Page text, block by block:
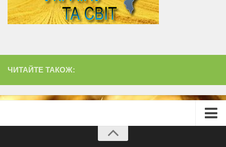
ЧИТАЙТЕ ТАКОЖ: